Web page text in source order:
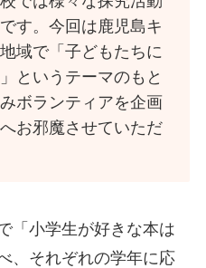
す。今回は鹿児島キ
域で「子どもたちに
というテーマのもと
ボランティアを企画
お邪魔させていただ
「小学生が好きな本は
、 それぞれの学年に応